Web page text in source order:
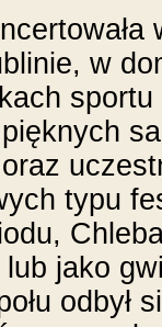
w
typu
jako
odbył